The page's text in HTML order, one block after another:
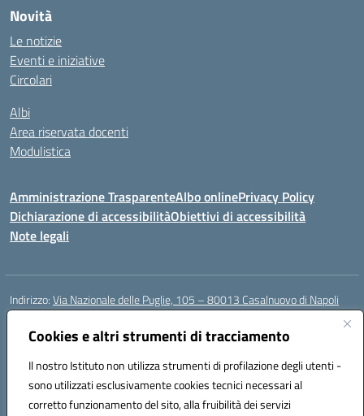
Cookies e altri strumenti di tracciamento
Il nostro Istituto non utilizza strumenti di profilazione degli utenti -
sono utilizzati esclusivamente cookies tecnici necessari al
corretto funzionamento del sito, alla fruibilità dei servizi
Novità
Le notizie
Eventi e iniziative
Circolari
Albi
Area riservata docenti
Modulistica
Amministrazione TrasparenteAlbo onlinePrivacy Policy
Dichiarazione di accessibilitàObiettivi di accessibilità
Note legali
Indirizzo:Via Nazionale delle Puglie, 105 – 80013 Casalnuovo di Napoli
Centralino:
Email:naee32300a@istruzione.it
Codice fiscale: 93007720639
Codice meccanografico:
NAEE32300A